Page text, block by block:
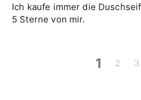
Ich kaufe immer die
5 Sterne von mir.
1 2 3